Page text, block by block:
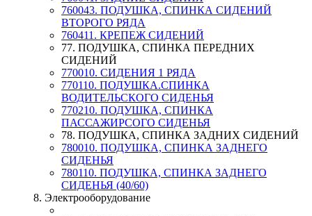
760043. ПОДУШКА, СПИНКА СИДЕНИЙ
ВТОРОГО РЯДА
760411. КРЕПЕЖ СИДЕНИЙ
77. ПОДУШКА, СПИНКА ПЕРЕДНИХ
СИДЕНИЙ
770010. СИДЕНИЯ 1 РЯДА
770110. ПОДУШКА.СПИНКА
ВОДИТЕЛЬСКОГО СИДЕНЬЯ
770210. ПОДУШКА, СПИНКА
ПАССАЖИРСОГО СИДЕНЬЯ
78. ПОДУШКА, СПИНКА ЗАДНИХ СИДЕНИЙ
780010. ПОДУШКА, СПИНКА ЗАДНЕГО
СИДЕНЬЯ
780110. ПОДУШКА, СПИНКА ЗАДНЕГО
СИДЕНЬЯ (40/60)
8. Электрооборудование